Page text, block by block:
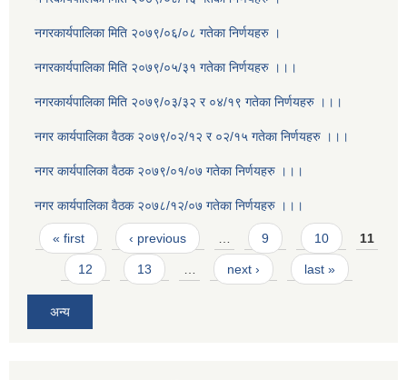
नगरकार्यपालिका मिति २०७९/०६/०८ गतेका निर्णयहरु ।
नगरकार्यपालिका मिति २०७९/०५/३१ गतेका निर्णयहरु ।।।
नगरकार्यपालिका मिति २०७९/०३/३२ र ०४/१९ गतेका निर्णयहरु ।।।
नगर कार्यपालिका वैठक २०७९/०२/१२ र ०२/१५ गतेका निर्णयहरु ।।।
नगर कार्यपालिका वैठक २०७९/०१/०७ गतेका निर्णयहरु ।।।
नगर कार्यपालिका वैठक २०७८/१२/०७ गतेका निर्णयहरु ।।।
Pages
« first ‹ previous … 9 10 11
12 13 … next › last »
अन्य